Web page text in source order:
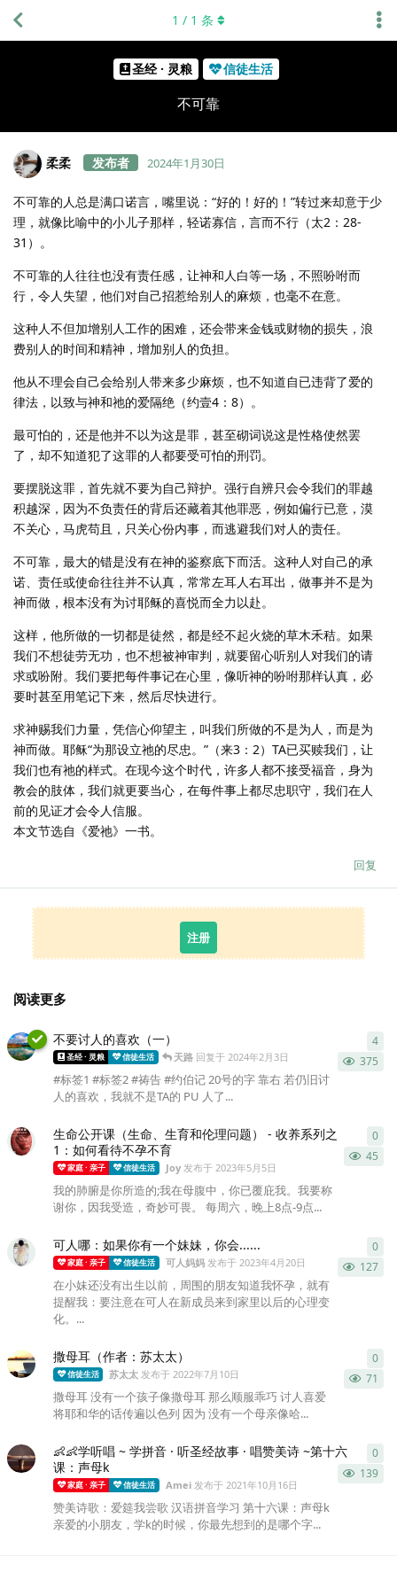
圣经 · 灵粮 信徒生活
不可靠
1 / 1 条
柔柔 2024年1月30日
不可靠的人总是满口诺言，嘴里说：“好的！好的！”转过来却意于少
理，就像比喻中的小儿子那样，轻诺寡信，言而不行（太2：28-
31）。
不可靠的人往往也没有责任感，让神和人白等一场，不照吩咐而
行，令人失望，他们对自己招惹给别人的麻烦，也毫不在意。
这种人不但加增别人工作的困难，还会带来金钱或财物的损失，浪
费别人的时间和精神，增加别人的负担。
他从不理会自己会给别人带来多少麻烦，也不知道自已违背了爱的
律法，以致与神和祂的爱隔绝（约壹4：8）。
最可怕的，还是他并不以为这是罪，甚至砌词说这是性格使然罢
了，却不知道犯了这罪的人都要受可怕的刑罚。
要摆脱这罪，首先就不要为自己辩护。强行自辨只会令我们的罪越
积越深，因为不负责任的背后还藏着其他罪恶，例如偏行已意，漠
不关心，马虎苟且，只关心份内事，而逃避我们对人的责任。
不可靠，最大的错是没有在神的鉴察底下而活。这种人对自己的承
诺、责任或使命往往并不认真，常常左耳人右耳出，做事并不是为
神而做，根本没有为讨耶稣的喜悦而全力以赴。
这样，他所做的一切都是徒然，都是经不起火烧的草木禾秸。如果
我们不想徒劳无功，也不想被神审判，就要留心听别人对我们的请
求或吩附。我们要把每件事记在心里，像听神的吩咐那样认真，必
要时甚至用笔记下来，然后尽快进行。
求神赐我们力量，凭信心仰望主，叫我们所做的不是为人，而是为
神而做。耶稣“为那设立祂的尽忠。”（来3：2）TA已买赎我们，让
我们也有祂的样式。在现今这个时代，许多人都不接受福音，身为
教会的肢体，我们就更要当心，在每件事上都尽忠职守，我们在人
前的见证才会令人信服。
本文节选自《爱祂》一书。
回复
注册
阅读更多
不要讨人的喜欢（一）
圣经 · 灵粮 信徒生活 天路回复于 2024年2月3日 375
#标签1 #标签2 #祷告 #约伯记 20号的字 靠右 若仍旧讨
人的喜欢，我就不是TA的 PU 人了...
4
生命公开课（生命、生育和伦理问题） - 收养系列之
1：如何看待不孕不育
家庭 · 亲子 信徒生活 Joy发布于 2023年5月5日
45
我的肺腑是你所造的;我在母腹中，你已覆庇我。我要称
谢你，因我受造，奇妙可畏。 每周六，晚上8点-9点...
0
可人哪：如果你有一个妹妹，你会......
家庭 · 亲子 信徒生活 可人妈妈发布于 2023年4月20日 127
在小妹还没有出生以前，周围的朋友知道我怀孕，就有
提醒我：要注意在可人在新成员来到家里以后的心理变
化。...
0
撒母耳（作者：苏太太）
信徒生活 苏太太 发布于2022年7月10日 71
撒母耳 没有一个孩子像撒母耳 那么顺服乖巧 讨人喜爱
将耶和华的话传遍以色列 因为 没有一个母亲像哈...
0
👶👶学听唱 ~ 学拼音 · 听圣经故事 · 唱赞美诗 ~第十六
课：声母k
家庭 · 亲子 信徒生活 Amei发布于 2021年10月16日
139
赞美诗歌：爱筵我尝歌 汉语拼音学习 第十六课：声母k
亲爱的小朋友，学k的时候，你最先想到的是哪个字...
0